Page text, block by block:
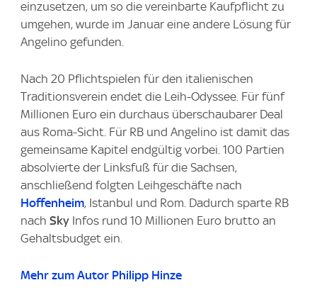
einzusetzen, um so die vereinbarte Kaufpflicht zu
umgehen, wurde im Januar eine andere Lösung für
Angelino gefunden.
Nach 20 Pflichtspielen für den italienischen
Traditionsverein endet die Leih-Odyssee. Für fünf
Millionen Euro ein durchaus überschaubarer Deal
aus Roma-Sicht. Für RB und Angelino ist damit das
gemeinsame Kapitel endgültig vorbei. 100 Partien
absolvierte der Linksfuß für die Sachsen,
anschließend folgten Leihgeschäfte nach
Hoffenheim, Istanbul und Rom. Dadurch sparte RB
nach Sky Infos rund 10 Millionen Euro brutto an
Gehaltsbudget ein.
Mehr zum Autor Philipp Hinze